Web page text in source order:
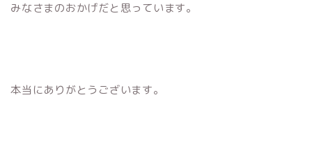
みなさまのおかげだと思っています。
本当にありがとうございます。